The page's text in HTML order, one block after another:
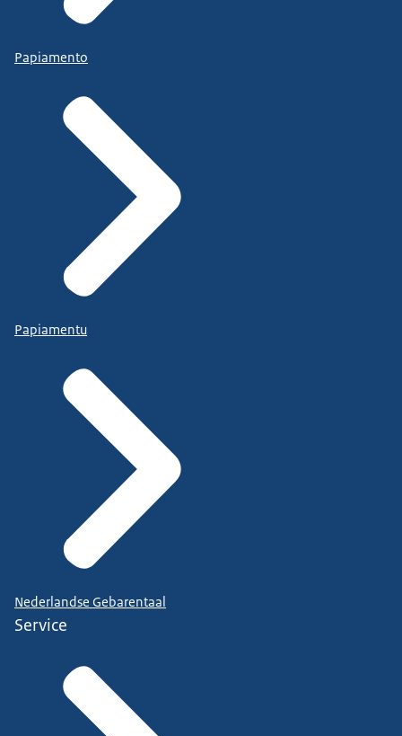
Papiamento
Papiamentu
Nederlandse Gebarentaal
Service